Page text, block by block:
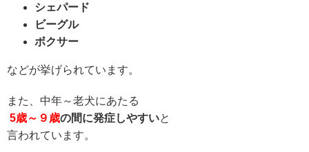
シェパード
ビーグル
ボクサー
などが挙げられています。
また、中年～老犬にあたる
5歳～９歳の間に発症しやすいと
言われています。